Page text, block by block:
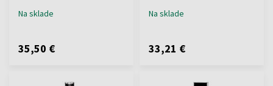
Na sklade
35,50 €
Na sklade
33,21 €